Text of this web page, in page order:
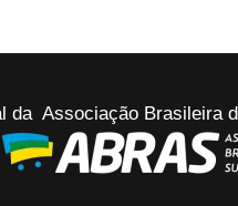
da Associação Brasileira